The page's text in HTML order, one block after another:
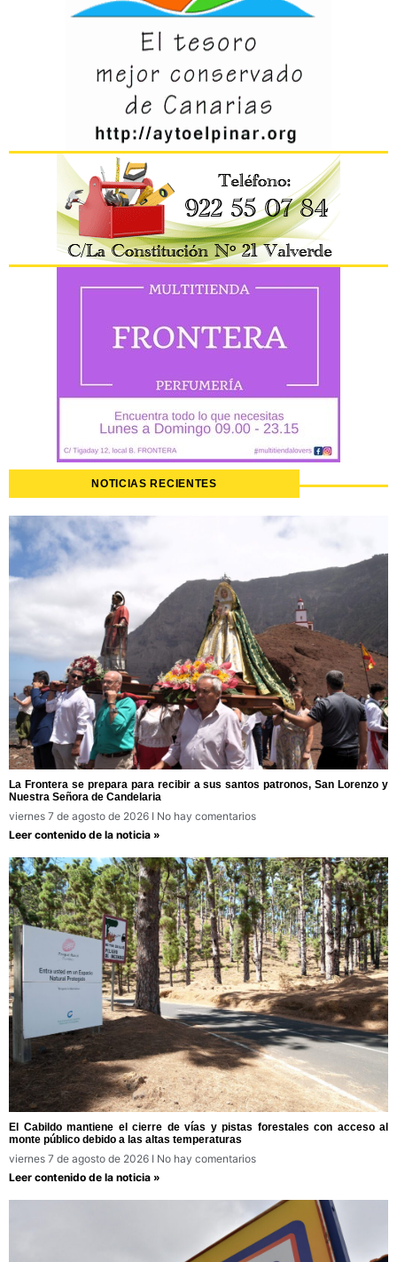
NOTICIAS RECIENTES
La Frontera se prepara para recibir a sus santos patronos, San Lorenzo y
Nuestra Señora de Candelaria
viernes 7 de agosto de 2026
No hay comentarios
Leer contenido de la noticia »
El Cabildo mantiene el cierre de vías y pistas forestales con acceso al
monte público debido a las altas temperaturas
viernes 7 de agosto de 2026
No hay comentarios
Leer contenido de la noticia »